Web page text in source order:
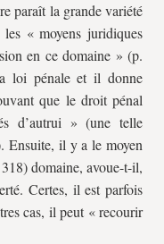
paraît la grande variété
les « moyens juridiques
en ce domaine » (p.
loi pénale et il donne
que le droit pénal
d’autrui » (une telle
Ensuite, il y a le moyen
domaine, avoue-t-il,
Certes, il est parfois
cas, il peut « recourir